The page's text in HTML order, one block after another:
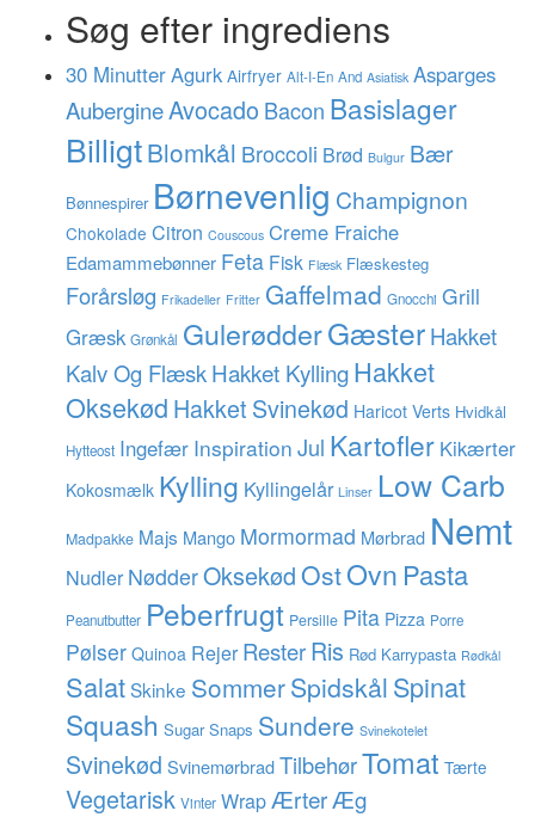
Søg efter ingrediens
30 MinutterAgurk Airfryer Alt-I-En And Asiatisk Asparges
AubergineAvocado Bacon Basislager
BilligtBlomkål Broccoli Brød Bulgur Bær
Bønnespirer Børnevenlig Champignon
Chokolade Citron Couscous Creme Fraiche
Edamammebønner Feta Fisk Flæsk Flæskesteg
Forårsløg Frikadeller Fritter Gaffelmad Gnocchi Grill
Græsk Grønkål GulerødderGæsterHakket
Kalv Og FlæskHakket KyllingHakket
Oksekød Hakket Svinekød Haricot Verts Hvidkål
Hytteost Ingefær Inspiration Jul Kartofler Kikærter
Kokosmælk Kylling Kyllingelår Linser Low Carb
Madpakke Majs Mango Mormormad Mørbrad Nemt
Nudler NødderOksekødOstOvn Pasta
Peanutbutter Peberfrugt Persille Pita Pizza Porre
Pølser Quinoa Rejer ResterRis Rød Karrypasta Rødkål
SalatSkinke SommerSpidskål Spinat
Squash Sugar Snaps Sundere Svinekotelet
Svinekød SvinemørbradTilbehørTomat Tærte
Vegetarisk Vinter WrapÆrterÆg